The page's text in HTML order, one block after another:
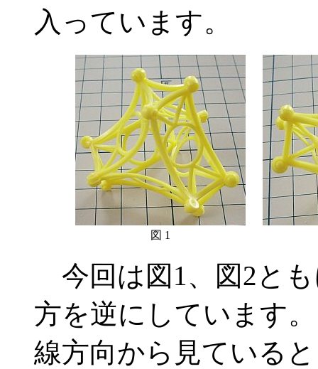
入っています。
図 1
今回は図1、図2と
方を逆にしています
線方向から見ている